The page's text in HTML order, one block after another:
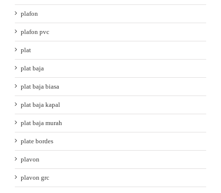
plafon
plafon pvc
plat
plat baja
plat baja biasa
plat baja kapal
plat baja murah
plate bordes
plavon
plavon grc